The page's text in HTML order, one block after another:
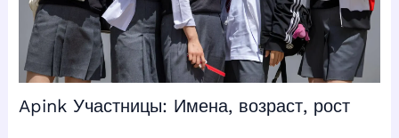
Apink Участницы: Имена, возраст, рост